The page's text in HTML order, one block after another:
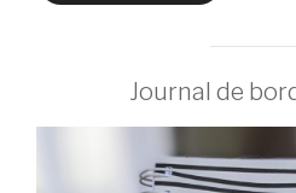
Journal de